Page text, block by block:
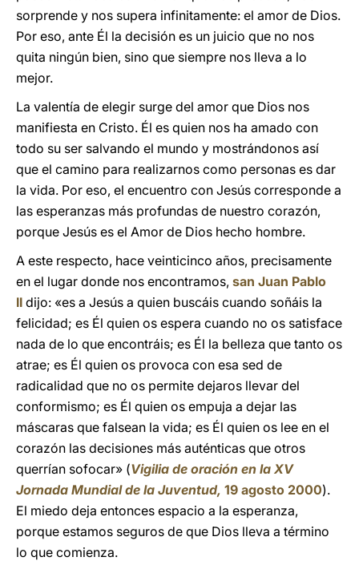
sorprende y nos supera infinitamente: el amor de Dios.
Por eso, ante Él la decisión es un juicio que no nos
quita ningún bien, sino que siempre nos lleva a lo
mejor.
La valentía de elegir surge del amor que Dios nos
manifiesta en Cristo. Él es quien nos ha amado con
todo su ser salvando el mundo y mostrándonos así
que el camino para realizarnos como personas es dar
la vida. Por eso, el encuentro con Jesús corresponde a
las esperanzas más profundas de nuestro corazón,
porque Jesús es el Amor de Dios hecho hombre.
A este respecto, hace veinticinco años, precisamente
en el lugar donde nos encontramos, san Juan Pablo
II dijo: «es a Jesús a quien buscáis cuando soñáis la
felicidad; es Él quien os espera cuando no os satisface
nada de lo que encontráis; es Él la belleza que tanto os
atrae; es Él quien os provoca con esa sed de
radicalidad que no os permite dejaros llevar del
conformismo; es Él quien os empuja a dejar las
máscaras que falsean la vida; es Él quien os lee en el
corazón las decisiones más auténticas que otros
querrían sofocar» (Vigilia de oración en la XV
Jornada Mundial de la Juventud, 19 agosto 2000).
El miedo deja entonces espacio a la esperanza,
porque estamos seguros de que Dios lleva a término
lo que comienza.